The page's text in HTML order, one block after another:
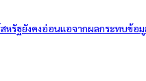
หรัฐยังคงอ่อนแอจากผลกระทบข้อ